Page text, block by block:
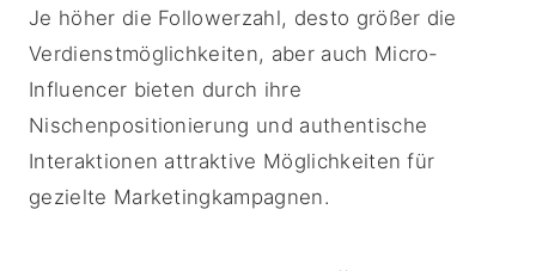
Je höher die Followerzahl, desto größer die
Verdienstmöglichkeiten, aber auch Micro-
Influencer bieten durch ihre
Nischenpositionierung und authentische
Interaktionen attraktive Möglichkeiten für
gezielte Marketingkampagnen.